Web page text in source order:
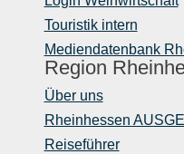
Touristik intern
Mediendatenbank
Region
Über uns
Rheinhessen
Reiseführer